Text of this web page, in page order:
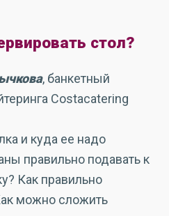
стол?
, банкетный
Costacatering
и куда ее надо
правильно подавать к
Как правильно
можно сложить